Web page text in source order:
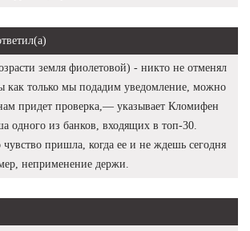
земля фиолетовой) - никто не отменял
как только мы подадим уведомление, можно
придет проверка,— указывает Кломифен
одного из банков, входящих в топ-30.
пришла, когда ее и не ждешь сегодня
неприменение держи.